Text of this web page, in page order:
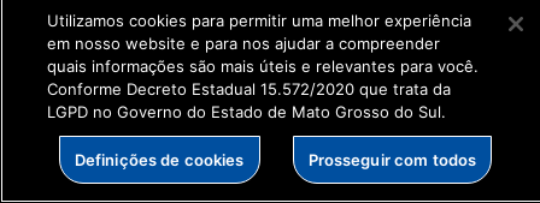
get_footer();
Utilizamos cookies para permitir uma melhor experiência
em nosso website e para nos ajudar a compreender
quais informações são mais úteis e relevantes para você.
Conforme Decreto Estadual 15.572/2020 que trata da
LGPD no Governo do Estado de Mato Grosso do Sul.
Definições de cookies Prosseguir com todos